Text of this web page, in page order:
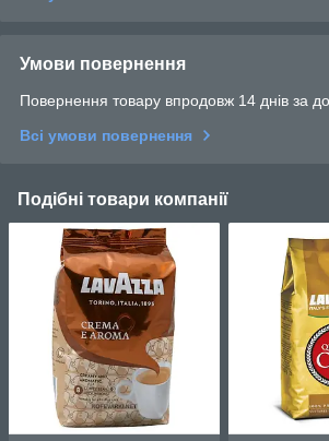
Умови повернення
Повернення товару впродовж 14 днів за
Всі умови повернення
Подібні товари компанії